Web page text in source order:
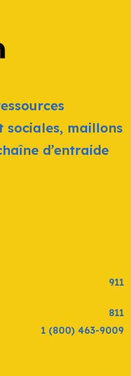
sociales, maillons
d’entraide
911
811
1 (800) 463-9009